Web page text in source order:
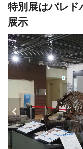
特別展はパレド
展示